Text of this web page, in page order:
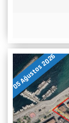
05 Ağustos 2026